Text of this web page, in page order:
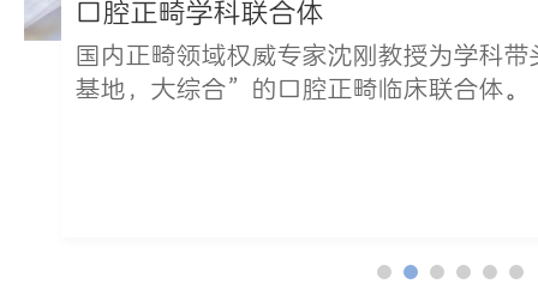
口腔正畸学科联合体
国内正畸领域权威专家沈刚教授为学科
基地，大综合”的口腔正畸临床联合体。